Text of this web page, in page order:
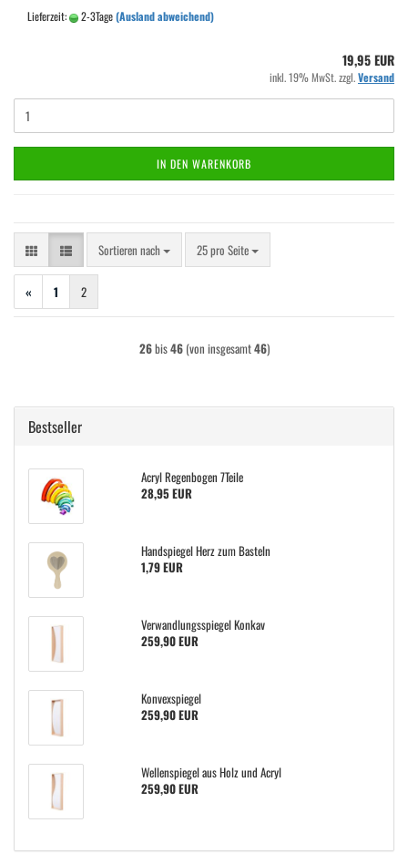
Lieferzeit: 2-3Tage(Ausland abweichend)
19,95 EUR
inkl. 19% MwSt. zzgl.Versand
IN DEN WARENKORB
Sortieren nach
Sortieren nach 25 pro Seite
pro Seite
« 1 2
26bis46(von insgesamt46)
Bestseller
Acryl Regenbogen 7Teile
28,95 EUR
Handspiegel Herz zum Basteln
1,79 EUR
Verwandlungsspiegel Konkav
259,90 EUR
Konvexspiegel
259,90 EUR
Wellenspiegel aus Holz und Acryl
259,90 EUR